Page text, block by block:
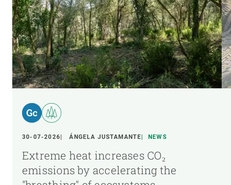
30-07-2026 ÁNGELA JUSTAMANTE NEWS
Extreme heat increases CO₂
emissions by accelerating the